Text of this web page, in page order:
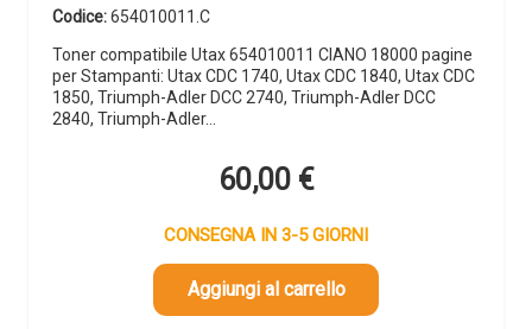
Codice:654010011.C
Toner compatibile Utax 654010011 CIANO 18000 pagine
per Stampanti: Utax CDC 1740, Utax CDC 1840, Utax CDC
1850, Triumph-Adler DCC 2740, Triumph-Adler DCC
2840, Triumph-Adler…
60,00 €
CONSEGNA IN 3-5 GIORNI
Aggiungi al carrello